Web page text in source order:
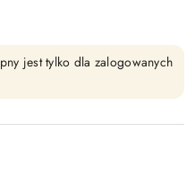
jest tylko dla zalogowanych